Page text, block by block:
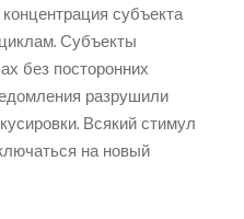
субъекта
Субъекты
без посторонних
разрушили
Всякий стимул
на новый